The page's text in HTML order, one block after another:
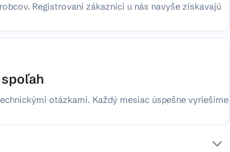
Registrovaní zákazníci u nás navyše získavajú
otázkami. Každý mesiac úspešne vyriešime